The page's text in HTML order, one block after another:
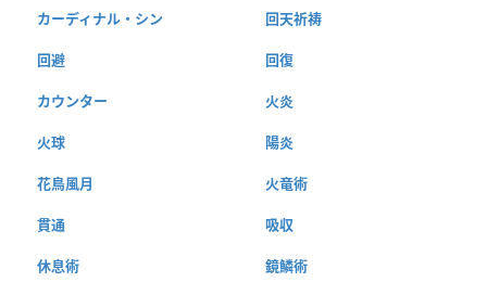
カーディナル・シン 回天祈祷
回避 回復
カウンター 火炎
火球 陽炎
花鳥風月 火竜術
貫通 吸収
休息術 鏡鱗術